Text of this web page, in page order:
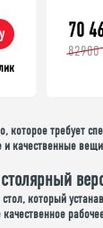
70
82900
которое требует
и качественные
который